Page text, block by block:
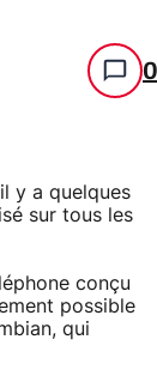
0
y a quelques
sur tous les
conçu
possible
qui